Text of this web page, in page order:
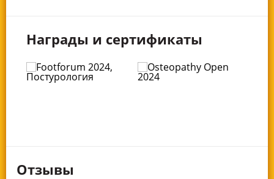
Награды и сертификаты
Отзывы